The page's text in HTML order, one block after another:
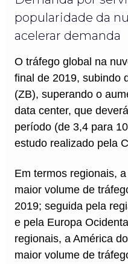
popularidade da
acelerar demanda
O tráfego global na
final de 2019, subindo
(ZB), superando o
data center, que
período (de 3,4 para
estudo realizado pela
Em termos regionais,
maior volume de
2019; seguida pela
e pela Europa
regionais, a América
maior volume de